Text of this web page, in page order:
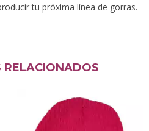
tu próxima línea de gorras.
RELACIONADOS